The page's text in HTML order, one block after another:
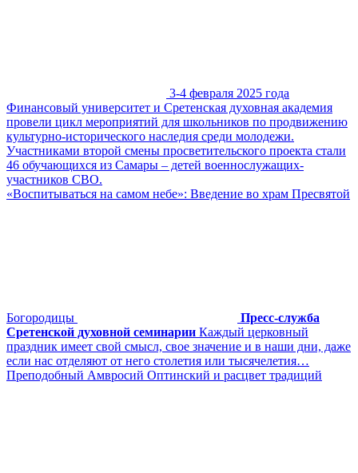
3-4 февраля 2025 года
Финансовый университет и Сретенская духовная академия
провели цикл мероприятий для школьников по продвижению
культурно-исторического наследия среди молодежи.
Участниками второй смены просветительского проекта стали
46 обучающихся из Самары – детей военнослужащих-
участников СВО.
«Воспитываться на самом небе»: Введение во храм Пресвятой
Богородицы
Пресс-служба
Сретенской духовной семинарии Каждый церковный
праздник имеет свой смысл, свое значение и в наши дни, даже
если нас отделяют от него столетия или тысячелетия…
Преподобный Амвросий Оптинский и расцвет традиций